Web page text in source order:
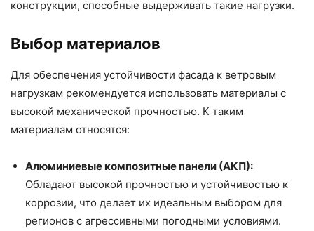
конструкции, способные выдерживать такие нагрузки.
Выбор материалов
Для обеспечения устойчивости фасада к ветровым
нагрузкам рекомендуется использовать материалы с
высокой механической прочностью. К таким
материалам относятся:
Алюминиевые композитные панели (АКП):
Обладают высокой прочностью и устойчивостью к
коррозии, что делает их идеальным выбором для
регионов с агрессивными погодными условиями.